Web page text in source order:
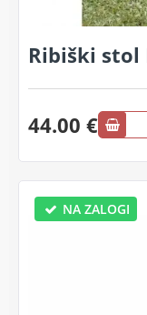
Ribiški
44.00 €
NA ZALOGI